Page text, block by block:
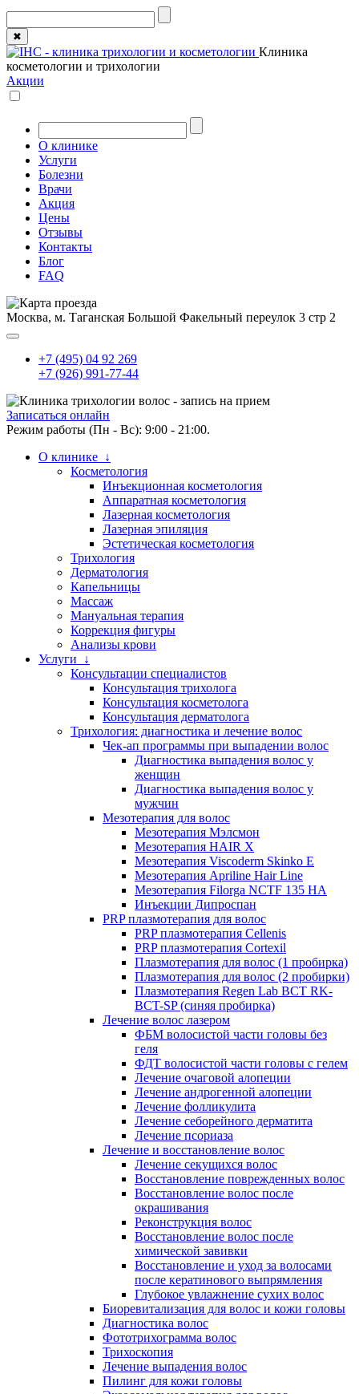
✖
Клиника
косметологии и трихологии
Акции
О клинике
Услуги
Болезни
Врачи
Акция
Цены
Отзывы
Контакты
Блог
FAQ
Москва, м. Таганская Большой Факельный переулок 3 стр 2
+7 (495) 04 92 269
+7 (926) 991-77-44
Записаться онлайн
Режим работы (Пн - Вс): 9:00 - 21:00.
О клинике ↓
Косметология
Инъекционная косметология
Аппаратная косметология
Лазерная косметология
Лазерная эпиляция
Эстетическая косметология
Трихология
Дерматология
Капельницы
Массаж
Мануальная терапия
Коррекция фигуры
Анализы крови
Услуги ↓
Консультации специалистов
Консультация трихолога
Консультация косметолога
Консультация дерматолога
Трихология: диагностика и лечение волос
Чек-ап программы при выпадении волос
Диагностика выпадения волос у
женщин
Диагностика выпадения волос у
мужчин
Мезотерапия для волос
Мезотерапия Мэлсмон
Мезотерапия HAIR X
Мезотерапия Viscoderm Skinko E
Мезотерапия Apriline Hair Line
Мезотерапия Filorga NCTF 135 HA
Инъекции Дипроспан
PRP плазмотерапия для волос
PRP плазмотерапия Cellenis
PRP плазмотерапия Cortexil
Плазмотерапия для волос (1 пробирка)
Плазмотерапия для волос (2 пробирки)
Плазмотерапия Regen Lab BCT RK-
BCT-SP (синяя пробирка)
Лечение волос лазером
ФБМ волосистой части головы без
геля
ФДТ волосистой части головы с гелем
Лечение очаговой алопеции
Лечение андрогенной алопеции
Лечение фолликулита
Лечение себорейного дерматита
Лечение псориаза
Лечение и восстановление волос
Лечение секущихся волос
Восстановление поврежденных волос
Восстановление волос после
окрашивания
Реконструкция волос
Восстановление волос после
химической завивки
Восстановление и уход за волосами
после кератинового выпрямления
Глубокое увлажнение сухих волос
Биоревитализация для волос и кожи головы
Диагностика волос
Фототрихограмма волос
Трихоскопия
Лечение выпадения волос
Пилинг для кожи головы